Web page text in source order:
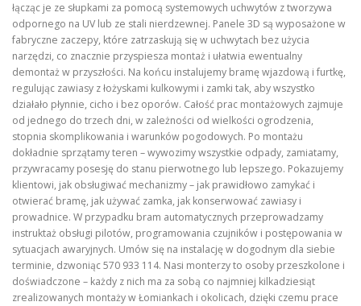
łącząc je ze słupkami za pomocą systemowych uchwytów z tworzywa
odpornego na UV lub ze stali nierdzewnej. Panele 3D są wyposażone w
fabryczne zaczepy, które zatrzaskują się w uchwytach bez użycia
narzędzi, co znacznie przyspiesza montaż i ułatwia ewentualny
demontaż w przyszłości. Na końcu instalujemy bramę wjazdową i furtkę,
regulując zawiasy z łożyskami kulkowymi i zamki tak, aby wszystko
działało płynnie, cicho i bez oporów. Całość prac montażowych zajmuje
od jednego do trzech dni, w zależności od wielkości ogrodzenia,
stopnia skomplikowania i warunków pogodowych. Po montażu
dokładnie sprzątamy teren – wywozimy wszystkie odpady, zamiatamy,
przywracamy posesję do stanu pierwotnego lub lepszego. Pokazujemy
klientowi, jak obsługiwać mechanizmy – jak prawidłowo zamykać i
otwierać bramę, jak używać zamka, jak konserwować zawiasy i
prowadnice. W przypadku bram automatycznych przeprowadzamy
instruktaż obsługi pilotów, programowania czujników i postępowania w
sytuacjach awaryjnych. Umów się na instalację w dogodnym dla siebie
terminie, dzwoniąc 570 933 114. Nasi monterzy to osoby przeszkolone i
doświadczone – każdy z nich ma za sobą co najmniej kilkadziesiąt
zrealizowanych montaży w Łomiankach i okolicach, dzięki czemu prace